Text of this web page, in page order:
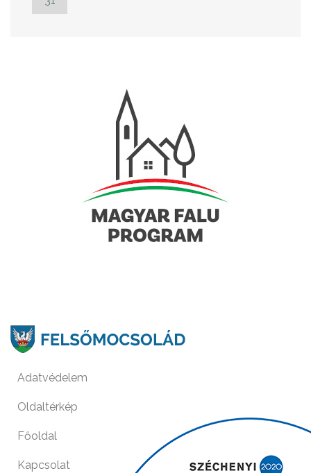
Adatvédelem
Oldaltérkép
Főoldal
Kapcsolat